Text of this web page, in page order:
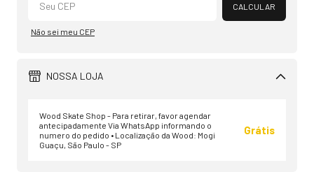
CALCULAR
Não sei meu CEP
NOSSA LOJA
Wood Skate Shop - Para retirar, favor agendar
antecipadamente Via WhatsApp informando o
numero do pedido • Localização da Wood: Mogi
Guaçu, São Paulo - SP
Grátis